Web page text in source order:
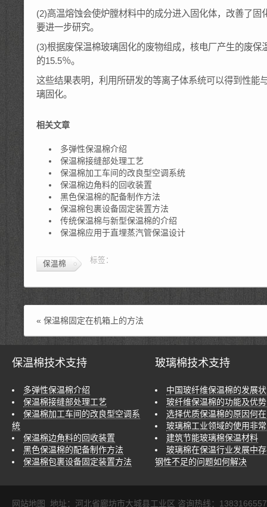
(2)高温熔蚀会使炉膛材料中的成分进入固化体，改善了
要进一步研究。
(3)根据废保温棉玻璃固化的废物组成，核电厂产生的废
的15.5％。
这些结果表明，利用所研发的等离子体系统可以得到性能
璃固化。
相关文章
多弹性保温棉介绍
保温棉接缝部处理工艺
保温棉加工车间的改良型空调系统
保温棉边角料的回收装置
黑色保温棉的配备制作方法
保温棉包裹设备固定装置方法
传统保温棉与新型保温棉的介绍
保温棉应用于直埋蒸汽管保温设计
标签：
保温棉
« 保温棉固定在机箱上的方法
保温棉技术支持
多弹性保温棉介绍
保温棉接缝部处理工艺
保温棉加工车间的改良型空调系
统
保温棉边角料的回收装置
黑色保温棉的配备制作方法
保温棉包裹设备固定装置方法
玻璃棉技术支持
中国玻纤维保温棉的发展
玻纤维保温棉的功能及优势
选择优质保温棉的原因何在
玻璃棉工业领域的使用非
建筑节能玻璃棉保温材料
玻璃棉在保温行业发展中
钢性不足的问题如何解决
网站地图 地址：河北省廊坊市大城县工业区 咨询热线：